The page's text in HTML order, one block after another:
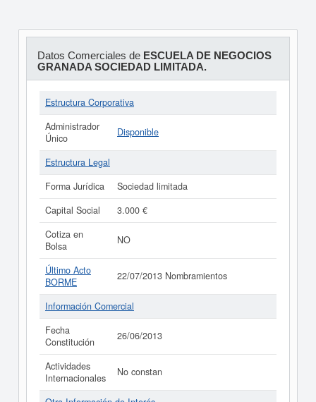
Datos Comerciales de ESCUELA DE NEGOCIOS
GRANADA SOCIEDAD LIMITADA.
Estructura Corporativa
Administrador
Único
Disponible
Estructura Legal
Forma Jurídica
Sociedad limitada
Capital Social
3.000 €
Cotiza en
Bolsa
NO
Último Acto
BORME
22/07/2013 Nombramientos
Información Comercial
Fecha
Constitución
26/06/2013
Actividades
Internacionales
No constan